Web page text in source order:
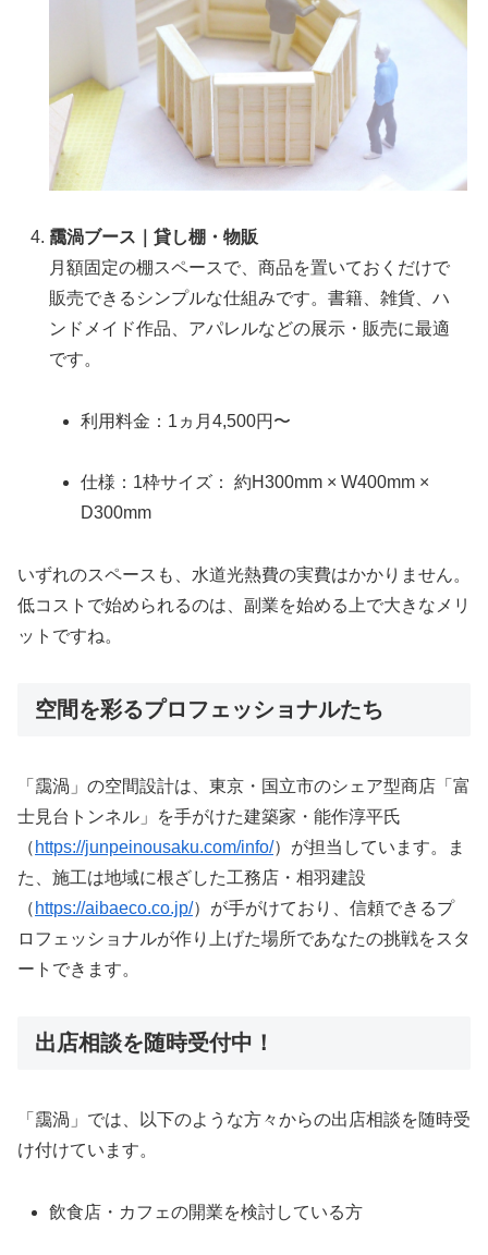
靄渦ブース｜貸し棚・物販
月額固定の棚スペースで、商品を置いておくだけで
販売できるシンプルな仕組みです。書籍、雑貨、ハ
ンドメイド作品、アパレルなどの展示・販売に最適
です。
利用料金：1ヵ月4,500円〜
仕様：1枠サイズ： 約H300mm × W400mm ×
D300mm
いずれのスペースも、水道光熱費の実費はかかりません。
低コストで始められるのは、副業を始める上で大きなメリ
ットですね。
空間を彩るプロフェッショナルたち
「靄渦」の空間設計は、東京・国立市のシェア型商店「富
士見台トンネル」を手がけた建築家・能作淳平氏
（ https://junpeinousaku.com/info/）が担当しています。ま
た、施工は地域に根ざした工務店・相羽建設
（ https://aibaeco.co.jp/）が手がけており、信頼できるプ
ロフェッショナルが作り上げた場所であなたの挑戦をスタ
ートできます。
出店相談を随時受付中！
「靄渦」では、以下のような方々からの出店相談を随時受
け付けています。
飲食店・カフェの開業を検討している方